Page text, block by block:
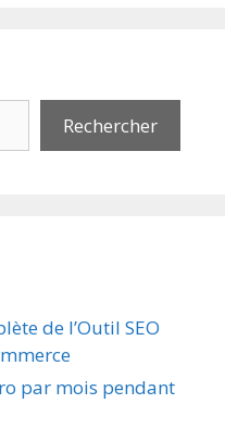
Rechercher
de l’Outil SEO
par mois pendant